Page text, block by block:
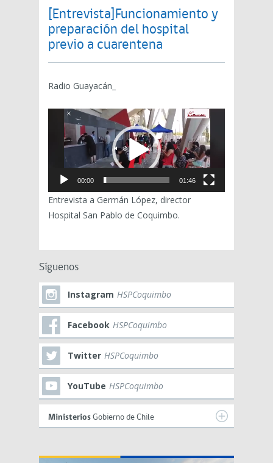
[Entrevista]Funcionamiento y
preparación del hospital
previo a cuarentena
Radio Guayacán_
Reproductor
vídeo
00:00 01:46
Entrevista a Germán López, director
Hospital San Pablo de Coquimbo.
Síguenos
Instagram HSPCoquimbo
Facebook HSPCoquimbo
Twitter HSPCoquimbo
YouTube HSPCoquimbo
Ministerios Gobierno de Chile